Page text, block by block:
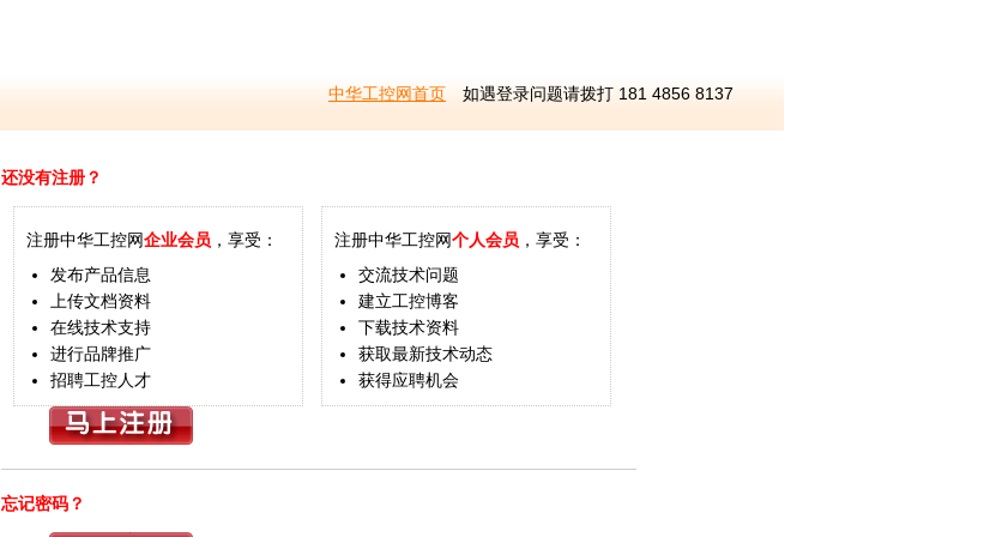
中华工控网首页 如遇登录问题请拨打 181 4856 8137
还没有注册？
注册中华工控网企业会员 ，享受：
发布产品信息
上传文档资料
在线技术支持
进行品牌推广
招聘工控人才
注册中华工控网个人会员 ，享受：
交流技术问题
建立工控博客
下载技术资料
获取最新技术动态
获得应聘机会
忘记密码？